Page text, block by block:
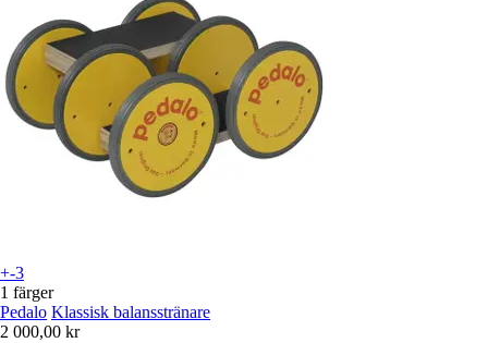
+-3
1 färger
Pedalo Klassisk balansstränare
2 000,00 kr